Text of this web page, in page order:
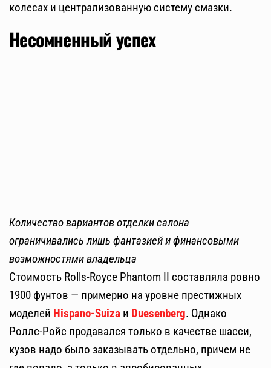
колесах и централизованную систему смазки.
Несомненный успех
Количество вариантов отделки салона
ограничивались лишь фантазией и финансовыми
возможностями владельца
Стоимость Rolls-Royce Phantom II составляла ровно
1900 фунтов — примерно на уровне престижных
моделей Hispano-Suiza и Duesenberg. Однако
Роллс-Ройс продавался только в качестве шасси,
кузов надо было заказывать отдельно, причем не